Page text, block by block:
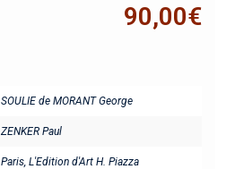
90,00€
SOULIE de MORANT George
ZENKER Paul
Paris, L'Edition d'Art H. Piazza